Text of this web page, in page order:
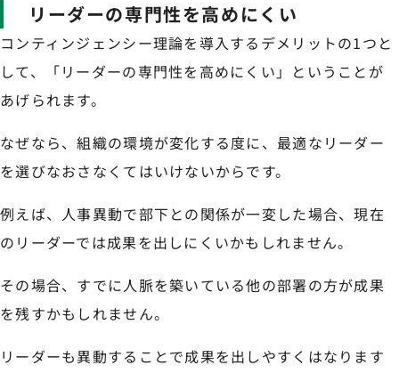
リーダーの専門性を高めにくい
コンティンジェンシー理論を導入するデメリットの1つと
して、「リーダーの専門性を高めにくい」ということが
あげられます。
なぜなら、組織の環境が変化する度に、最適なリーダー
を選びなおさなくてはいけないからです。
例えば、人事異動で部下との関係が一変した場合、現在
のリーダーでは成果を出しにくいかもしれません。
その場合、すでに人脈を築いている他の部署の方が成果
を残すかもしれません。
リーダーも異動することで成果を出しやすくはなります